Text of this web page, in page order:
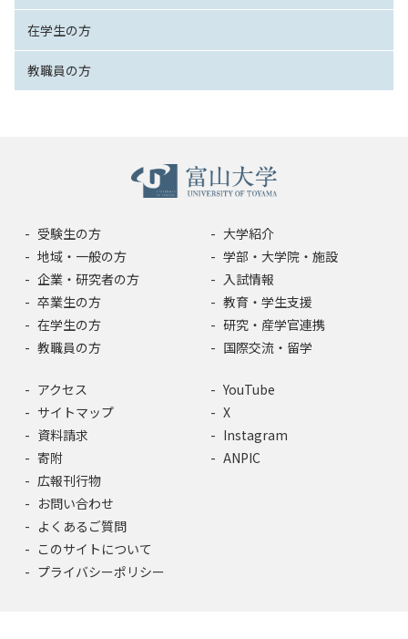
在学生の方
教職員の方
受験生の方
地域・一般の方
企業・研究者の方
卒業生の方
在学生の方
教職員の方
大学紹介
学部・大学院・施設
入試情報
教育・学生支援
研究・産学官連携
国際交流・留学
アクセス
サイトマップ
資料請求
寄附
広報刊行物
お問い合わせ
よくあるご質問
このサイトについて
プライバシーポリシー
YouTube
X
Instagram
ANPIC